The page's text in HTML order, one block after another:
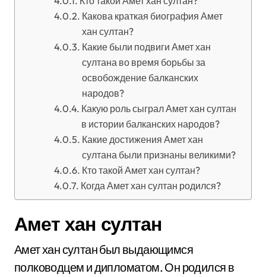
Какова краткая биография Амет
хан султан?
Какие были подвиги Амет хан
султана во время борьбы за
освобождение балканских
народов?
Какую роль сыграл Амет хан султан
в истории балканских народов?
Какие достижения Амет хан
султана были признаны великими?
Кто такой Амет хан султан?
Когда Амет хан султан родился?
Амет хан султан
Амет хан султан был выдающимся
полководцем и дипломатом. Он родился в